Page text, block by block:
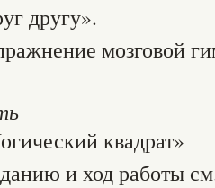
другу».
мозговой
квадрат»
и ход работы